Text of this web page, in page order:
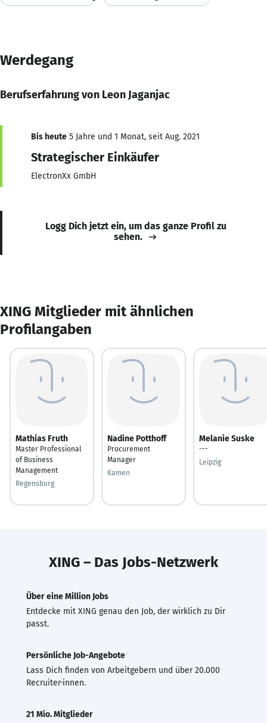
Werdegang
Berufserfahrung von Leon Jaganjac
Bis heute 5 Jahre und 1 Monat, seit Aug. 2021
Strategischer Einkäufer
ElectronXx GmbH
Logg Dich jetzt ein, um das ganze Profil zu
sehen.
XING Mitglieder mit ähnlichen
Profilangaben
Mathias Fruth
Master Professional
of Business
Management
Regensburg
Nadine Potthoff
Procurement
Manager
Kamen
Melanie Suske
---
Leipzig
XING – Das Jobs-Netzwerk
Über eine Million Jobs
Entdecke mit XING genau den Job, der wirklich zu Dir
passt.
Persönliche Job-Angebote
Lass Dich finden von Arbeitgebern und über 20.000
Recruiter·innen.
21 Mio. Mitglieder